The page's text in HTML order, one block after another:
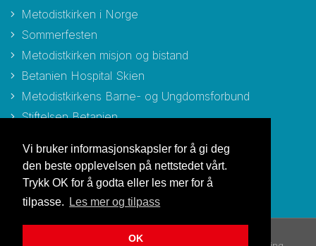
Vi bruker informasjonskapsler for å gi deg
den beste opplevelsen på nettstedet vårt.
Trykk OK for å godta eller les mer for å
tilpasse.
Les mer og tilpass
OK
Metodistkirken i Norge
Sommerfesten
Metodistkirken misjon og bistand
Betanien Hospital Skien
Metodistkirkens Barne- og Ungdomsforbund
Stiftelsen Betanien